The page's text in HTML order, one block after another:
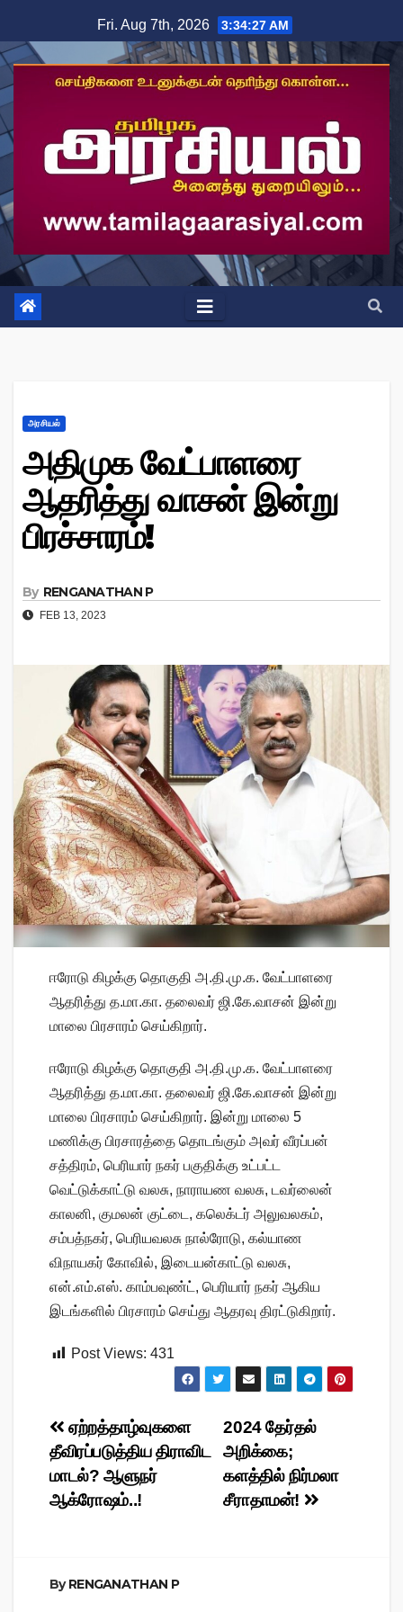
to
content
Fri. Aug 7th, 2026 3:34:27 AM
அரசியல்
அதிமுக வேட்பாளரை
ஆதரித்து வாசன் இன்று
பிரச்சாரம்!
By RENGANATHAN P
FEB 13, 2023
ஈரோடு கிழக்கு தொகுதி அ.தி.மு.க. வேட்பாளரை
ஆதரித்து த.மா.கா. தலைவர் ஜி.கே.வாசன் இன்று
மாலை பிரசாரம் செய்கிறார்.
ஈரோடு கிழக்கு தொகுதி அ.தி.மு.க. வேட்பாளரை
ஆதரித்து த.மா.கா. தலைவர் ஜி.கே.வாசன் இன்று
மாலை பிரசாரம் செய்கிறார். இன்று மாலை 5
மணிக்கு பிரசாரத்தை தொடங்கும் அவர் வீரப்பன்
சத்திரம், பெரியார் நகர் பகுதிக்கு உட்பட்ட
வெட்டுக்காட்டு வலசு, நாராயண வலசு, டவர்லைன்
காலனி, குமலன் குட்டை, கலெக்டர் அலுவலகம்,
சம்பத்நகர், பெரியவலசு நால்ரோடு, கல்யாண
விநாயகர் கோவில், இடையன்காட்டு வலசு,
என்.எம்.எஸ். காம்பவுண்ட், பெரியார் நகர் ஆகிய
இடங்களில் பிரசாரம் செய்து ஆதரவு திரட்டுகிறார்.
Post Views: 431
Post
navigation
2024 தேர்தல்
அறிக்கை;
களத்தில் நிர்மலா
சீராதாமன்!
ஏற்றத்தாழ்வுகளை
தீவிரப்படுத்திய திராவிட
மாடல்? ஆளுநர்
ஆக்ரோஷம்..!
ByRENGANATHAN P